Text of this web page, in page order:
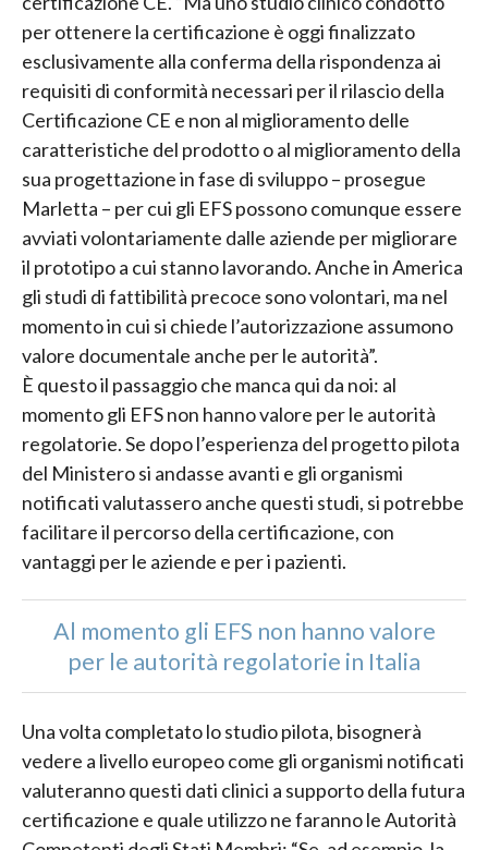
per ottenere la certificazione è oggi finalizzato
esclusivamente alla conferma della rispondenza ai
requisiti di conformità necessari per il rilascio della
Certificazione CE e non al miglioramento delle
caratteristiche del prodotto o al miglioramento della
sua progettazione in fase di sviluppo – prosegue
Marletta – per cui gli EFS possono comunque essere
avviati volontariamente dalle aziende per migliorare
il prototipo a cui stanno lavorando. Anche in America
gli studi di fattibilità precoce sono volontari, ma nel
momento in cui si chiede l’autorizzazione assumono
valore documentale anche per le autorità”.
È questo il passaggio che manca qui da noi: al
momento gli EFS non hanno valore per le autorità
regolatorie. Se dopo l’esperienza del progetto pilota
del Ministero si andasse avanti e gli organismi
notificati valutassero anche questi studi, si potrebbe
facilitare il percorso della certificazione, con
vantaggi per le aziende e per i pazienti.
Al momento gli EFS non hanno valore
per le autorità regolatorie in Italia
Una volta completato lo studio pilota, bisognerà
vedere a livello europeo come gli organismi notificati
valuteranno questi dati clinici a supporto della futura
certificazione e quale utilizzo ne faranno le Autorità